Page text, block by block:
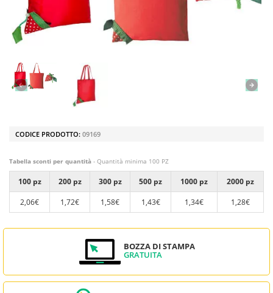
CODICE PRODOTTO: 09169
Tabella sconti per quantità - Quantità minima 100 PZ
100 pz 200 pz 300 pz 500 pz 1000 pz
2000 pz
2,06€
1,72€ 1,58€ 1,43€ 1,34€ 1,28€
BOZZA DI STAMPA
GRATUITA